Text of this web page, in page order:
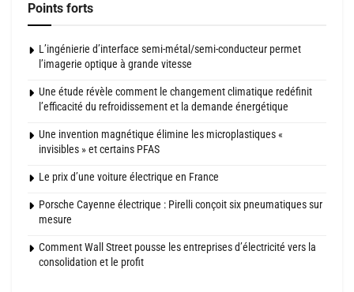
Points forts
L’ingénierie d’interface semi-métal/semi-conducteur permet
l’imagerie optique à grande vitesse
Une étude révèle comment le changement climatique redéfinit
l’efficacité du refroidissement et la demande énergétique
Une invention magnétique élimine les microplastiques «
invisibles » et certains PFAS
Le prix d’une voiture électrique en France
Porsche Cayenne électrique : Pirelli conçoit six pneumatiques sur
mesure
Comment Wall Street pousse les entreprises d’électricité vers la
consolidation et le profit